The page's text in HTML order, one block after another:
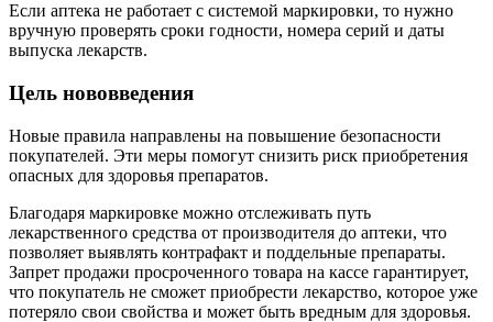
Если аптека не работает с системой маркировки, то нужно
вручную проверять сроки годности, номера серий и даты
выпуска лекарств.
Цель нововведения
Новые правила направлены на повышение безопасности
покупателей. Эти меры помогут снизить риск приобретения
опасных для здоровья препаратов.
Благодаря маркировке можно отслеживать путь
лекарственного средства от производителя до аптеки, что
позволяет выявлять контрафакт и поддельные препараты.
Запрет продажи просроченного товара на кассе гарантирует,
что покупатель не сможет приобрести лекарство, которое уже
потеряло свои свойства и может быть вредным для здоровья.